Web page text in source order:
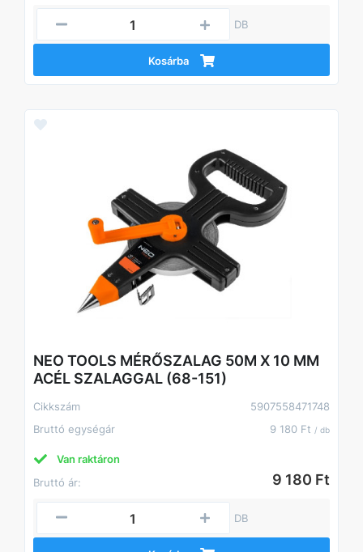
DB
Kosárba
NEO TOOLS MÉRŐSZALAG 50M X 10 MM
ACÉL SZALAGGAL (68-151)
Cikkszám
5907558471748
Bruttó egységár
9 180 Ft / db
Van raktáron
Bruttó ár:
9 180 Ft
DB